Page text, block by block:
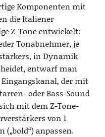
Komponenten mit
die Italiener
Z-Tone entwickelt:
Tonabnehmer, je
in Dynamik
entwarf man
der mit
oder Bass-Sound
mit dem Z-Tone-
von 1
(„bold“) anpassen.